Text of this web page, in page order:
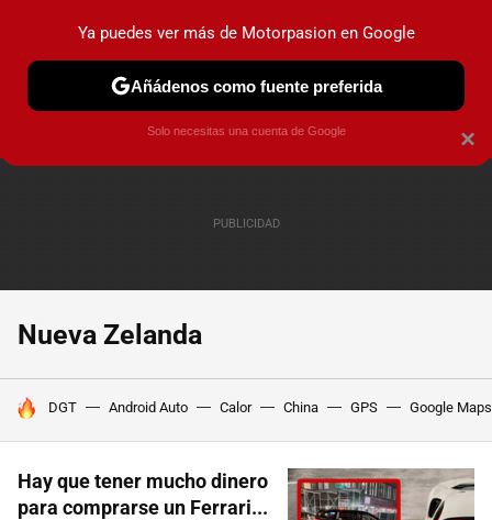
PRUEBAS COCHES ELÉCTRICOS OBSERVATORIO
Nueva Zelanda
HOY SE HABLA DE
DGT Android Auto Calor China GPS Google Maps
Hay que tener mucho dinero
para comprarse un Ferrari...
×
Ya puedes ver más de Motorpasion en Google
Añádenos como fuente preferida
Solo necesitas una cuenta de Google